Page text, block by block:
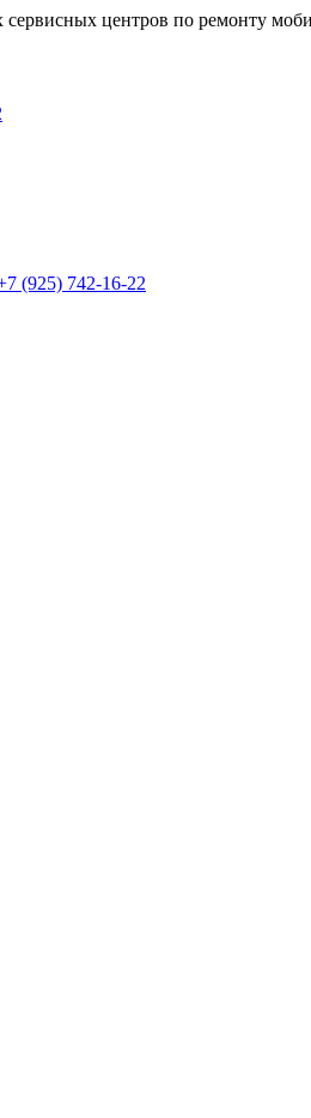
центров по ремонту
(925) 742-16-22